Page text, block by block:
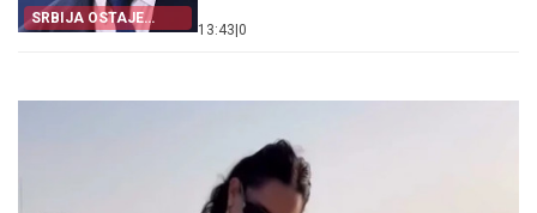
SRBIJA OSTAJE
DOSLJEDNA POVELJI
13:43 0